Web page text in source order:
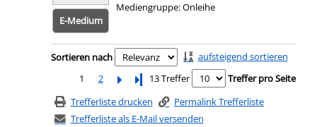
E-Medium
Mediengruppe:Onleihe
Zu den Suchfiltern springen
Sortieren nach
aufsteigend sortieren
1
2 Letzte Seite
13 Treffer
Treffer pro Seite
Trefferliste drucken
Permalink Trefferliste
Trefferliste als E-Mail versenden